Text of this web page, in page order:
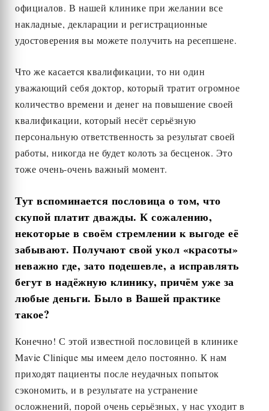
официалов. В нашей клинике при желании все
накладные, декларации и регистрационные
удостоверения вы можете получить на ресепшене.
Что же касается квалификации, то ни один
уважающий себя доктор, который тратит огромное
количество времени и денег на повышение своей
квалификации, который несёт серьёзную
персональную ответственность за результат своей
работы, никогда не будет колоть за бесценок. Это
тоже очень-очень важный момент.
Тут вспоминается пословица о том, что
скупой платит дважды. К сожалению,
некоторые в своём стремлении к выгоде её
забывают. Получают свой укол «красоты»
неважно где, зато подешевле, а исправлять
бегут в надёжную клинику, причём уже за
любые деньги. Было в Вашей практике
такое?
Конечно! С этой известной пословицей в клинике
Mavie Clinique мы имеем дело постоянно. К нам
приходят пациенты после неудачных попыток
сэкономить, и в результате на устранение
осложнений, порой очень серьёзных, у нас уходит в